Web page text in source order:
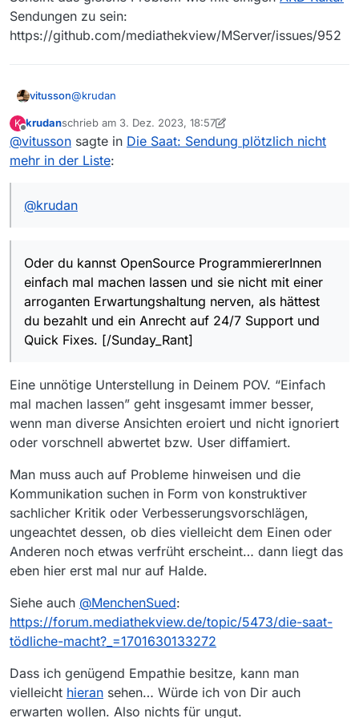
…kopfschüttelnd…
Sendungen zu sein:
https://github.com/mediathekview/MServer/issues/952
vitusson@krudan
Du kannst dir doch von deinem ChatGPT einen
Crawler und ein Frontend schreiben lassen dass
macht was du wünschst und Änderungen auf
Kosten.
Oder du kannst OpenSource ProgrammiererInnen
bezahlt und ein Anrecht auf 24/7 Support und Quick
ungeduldig bist. yt-dlp, Jdownloader, VDH und eine
K
Offline
krudanschrieb am 3. Dez. 2023, 18:57
zuletzt editiert von krudan12. März 2023, 20:23
@vitusson sagte in Die Saat: Sendung plötzlich nicht
mehr in der Liste:
@krudan
Oder du kannst OpenSource ProgrammiererInnen
einfach mal machen lassen und sie nicht mit einer
arroganten Erwartungshaltung nerven, als hättest
du bezahlt und ein Anrecht auf 24/7 Support und
Quick Fixes. [/Sunday_Rant]
Eine unnötige Unterstellung in Deinem POV. “Einfach
mal machen lassen” geht insgesamt immer besser,
wenn man diverse Ansichten eroiert und nicht ignoriert
oder vorschnell abwertet bzw. User diffamiert.
Man muss auch auf Probleme hinweisen und die
Kommunikation suchen in Form von konstruktiver
sachlicher Kritik oder Verbesserungsvorschlägen,
ungeachtet dessen, ob dies vielleicht dem Einen oder
Anderen noch etwas verfrüht erscheint… dann liegt das
eben hier erst mal nur auf Halde.
Siehe auch @MenchenSued:
https://forum.mediathekview.de/topic/5473/die-saat-
tödliche-macht?_=1701630133272
Dass ich genügend Empathie besitze, kann man
vielleicht hieran sehen… Würde ich von Dir auch
erwarten wollen. Also nichts für ungut.